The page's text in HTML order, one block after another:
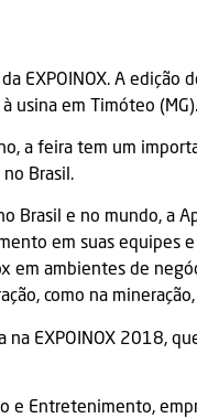
EXPOINOX. A edição
usina em Timóteo (MG).
a feira tem um
Brasil.
Brasil e no mundo, a
em suas equipes
em ambientes de
como na
na EXPOINOX 2018,
e Entretenimento,